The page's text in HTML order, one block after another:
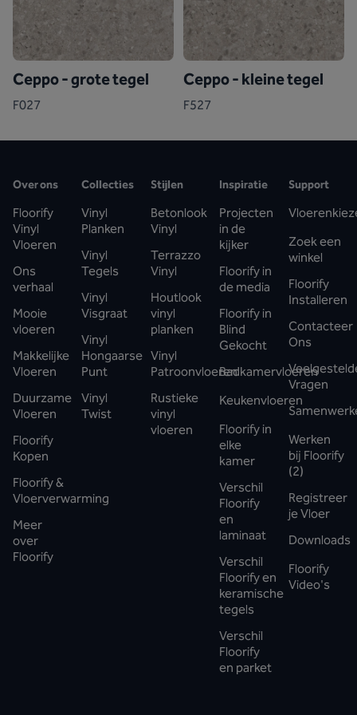
Ceppo - grote tegel
F027
Ceppo - kleine tegel
F527
Over ons
Floorify
Vinyl
Vloeren
Ons
verhaal
Mooie
vloeren
Makkelijke
Vloeren
Duurzame
Vloeren
Floorify
Kopen
Floorify &
Vloerverwarming
Meer
over
Floorify
Collecties
Vinyl
Planken
Vinyl
Tegels
Vinyl
Visgraat
Vinyl
Hongaarse
Punt
Vinyl
Twist
Stijlen
Betonlook
Vinyl
Terrazzo
Vinyl
Houtlook
vinyl
planken
Vinyl
Patroonvloeren
Rustieke
vinyl
vloeren
Inspiratie
Projecten
in de
kijker
Floorify in
de media
Floorify in
Blind
Gekocht
Badkamervloeren
Keukenvloeren
Floorify in
elke
kamer
Verschil
Floorify
en
laminaat
Verschil
Floorify en
keramische
tegels
Verschil
Floorify
en parket
Support
Zoek een
winkel
Floorify
Installeren
Contacteer
Ons
Vragen
Werken
bij Floorify
(2)
Registreer
je Vloer
Downloads
Floorify
Video's